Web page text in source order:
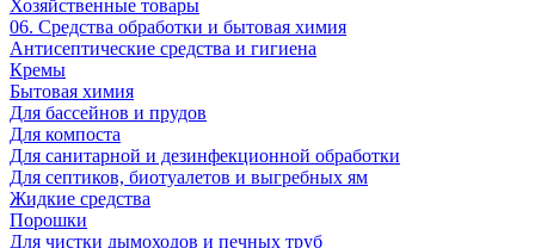
Хозяйственные товары
06. Средства обработки и бытовая химия
Антисептические средства и гигиена
Кремы
Бытовая химия
Для бассейнов и прудов
Для компоста
Для санитарной и дезинфекционной обработки
Для септиков, биотуалетов и выгребных ям
Жидкие средства
Порошки
Для чистки дымоходов и печных труб